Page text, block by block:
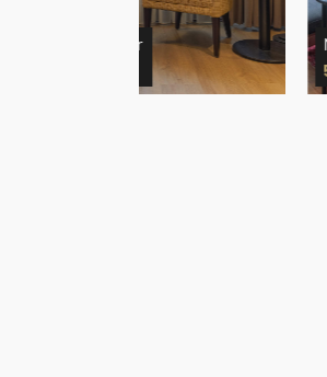
Maisonette Suiten
5 Zimmer